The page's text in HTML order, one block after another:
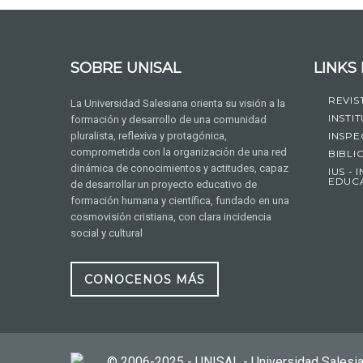
SOBRE UNISAL
La Universidad Salesiana orienta su visión a la
formación y desarrollo de una comunidad
pluralista, reflexiva y protagónica,
comprometida con la organización de una red
dinámica de conocimientos y actitudes, capaz
de desarrollar un proyecto educativo de
formación humana y científica, fundado en una
cosmovisión cristiana, con clara incidencia
social y cultural
CONOCENOS MÁS
LINKS
IUS -